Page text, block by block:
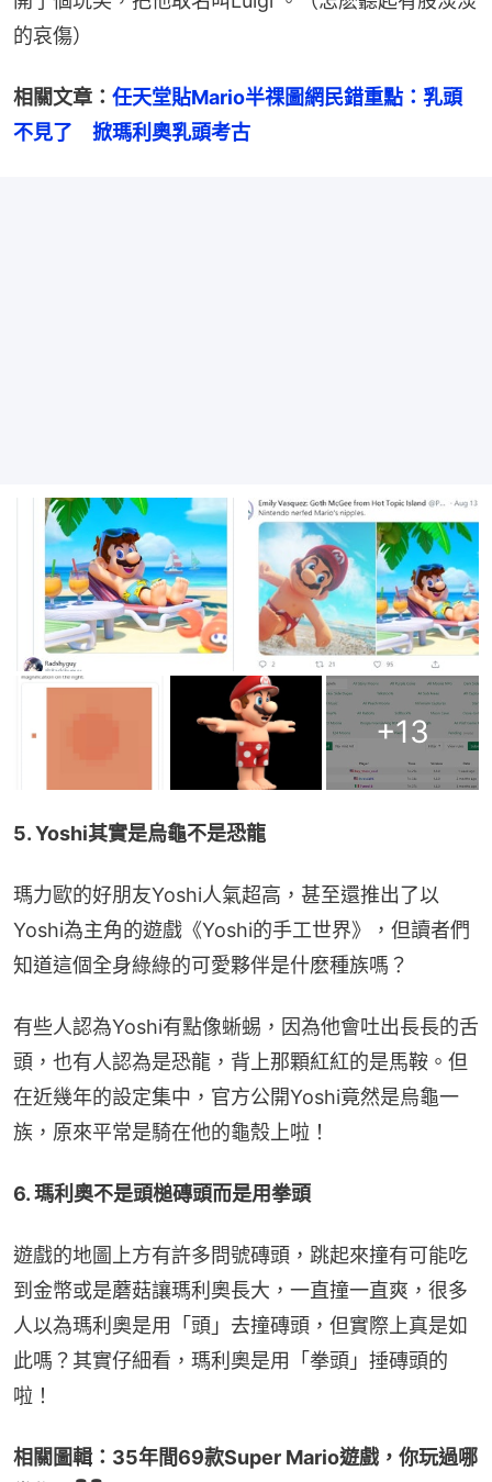
的哀傷）
相關文章： 任天堂貼Mario半祼圖網民錯重點：乳頭
不見了　掀瑪利奧乳頭考古
+13
5. Yoshi其實是烏龜不是恐龍
瑪力歐的好朋友Yoshi人氣超高，甚至還推出了以
Yoshi為主角的遊戲《Yoshi的手工世界》，但讀者們
知道這個全身綠綠的可愛夥伴是什麽種族嗎？
有些人認為Yoshi有點像蜥蜴，因為他會吐出長長的舌
頭，也有人認為是恐龍，背上那顆紅紅的是馬鞍。但
在近幾年的設定集中，官方公開Yoshi竟然是烏龜一
族，原來平常是騎在他的龜殼上啦！
6. 瑪利奧不是頭槌磚頭而是用拳頭
遊戲的地圖上方有許多問號磚頭，跳起來撞有可能吃
到金幣或是蘑菇讓瑪利奧長大，一直撞一直爽，很多
人以為瑪利奧是用「頭」去撞磚頭，但實際上真是如
此嗎？其實仔細看，瑪利奧是用「拳頭」捶磚頭的
啦！
相關圖輯：35年間69款Super Mario遊戲，你玩過哪